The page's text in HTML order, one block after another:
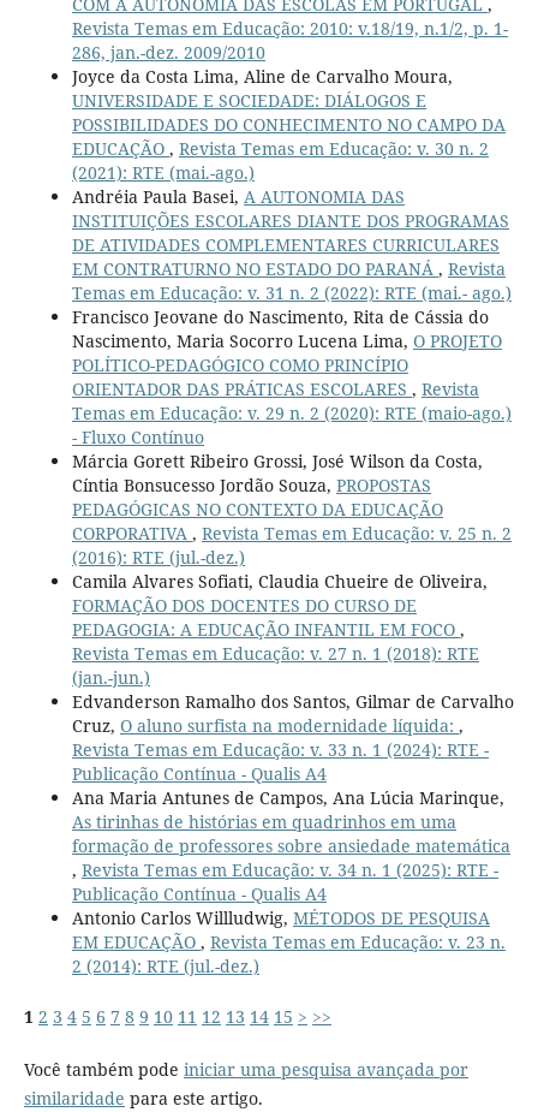
Revista Temas em Educação: 2010: v.18/19, n.1/2, p. 1-
286, jan.-dez. 2009/2010
Joyce da Costa Lima, Aline de Carvalho Moura,
UNIVERSIDADE E SOCIEDADE: DIÁLOGOS E
POSSIBILIDADES DO CONHECIMENTO NO CAMPO DA
EDUCAÇÃO , Revista Temas em Educação: v. 30 n. 2
(2021): RTE (mai.-ago.)
Andréia Paula Basei, A AUTONOMIA DAS
INSTITUIÇÕES ESCOLARES DIANTE DOS PROGRAMAS
DE ATIVIDADES COMPLEMENTARES CURRICULARES
EM CONTRATURNO NO ESTADO DO PARANÁ , Revista
Temas em Educação: v. 31 n. 2 (2022): RTE (mai.- ago.)
Francisco Jeovane do Nascimento, Rita de Cássia do
Nascimento, Maria Socorro Lucena Lima, O PROJETO
POLÍTICO-PEDAGÓGICO COMO PRINCÍPIO
ORIENTADOR DAS PRÁTICAS ESCOLARES , Revista
Temas em Educação: v. 29 n. 2 (2020): RTE (maio-ago.)
- Fluxo Contínuo
Márcia Gorett Ribeiro Grossi, José Wilson da Costa,
Cíntia Bonsucesso Jordão Souza, PROPOSTAS
PEDAGÓGICAS NO CONTEXTO DA EDUCAÇÃO
CORPORATIVA , Revista Temas em Educação: v. 25 n. 2
(2016): RTE (jul.-dez.)
Camila Alvares Sofiati, Claudia Chueire de Oliveira,
FORMAÇÃO DOS DOCENTES DO CURSO DE
PEDAGOGIA: A EDUCAÇÃO INFANTIL EM FOCO ,
Revista Temas em Educação: v. 27 n. 1 (2018): RTE
(jan.-jun.)
Edvanderson Ramalho dos Santos, Gilmar de Carvalho
Cruz, O aluno surfista na modernidade líquida: ,
Revista Temas em Educação: v. 33 n. 1 (2024): RTE -
Publicação Contínua - Qualis A4
Ana Maria Antunes de Campos, Ana Lúcia Marinque,
As tirinhas de histórias em quadrinhos em uma
formação de professores sobre ansiedade matemática
, Revista Temas em Educação: v. 34 n. 1 (2025): RTE -
Publicação Contínua - Qualis A4
Antonio Carlos Willludwig, MÉTODOS DE PESQUISA
EM EDUCAÇÃO , Revista Temas em Educação: v. 23 n.
2 (2014): RTE (jul.-dez.)
1 2 3 4 5 6 7 8 9 10 11 12 13 14 15 > >>
Você também pode iniciar uma pesquisa avançada por
similaridade para este artigo.